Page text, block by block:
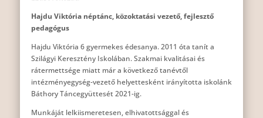
Hajdu Viktória néptánc, közoktatási vezető, fejlesztő
pedagógus
Hajdu Viktória 6 gyermekes édesanya. 2011 óta tanít a
Szilágyi Keresztény Iskolában. Szakmai kvalitásai és
rátermettsége miatt már a következő tanévtől
intézményegység-vezető helyettesként irányította iskolánk
Báthory Táncegyüttesét 2021-ig.
Munkáját lelkiismeretesen, elhivatottsággal és